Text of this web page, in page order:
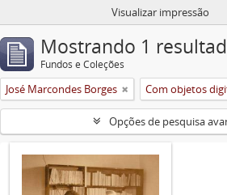
Visualizar impressão
Mostrando 1
Fundos e Coleções
José Marcondes Borges Com objetos
Opções de pesquisa